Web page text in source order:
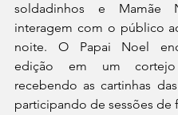
soldadinhos e Mamãe
interagem com o público
noite. O Papai Noel
edição em um cortejo
recebendo as cartinhas
participando de sessões de